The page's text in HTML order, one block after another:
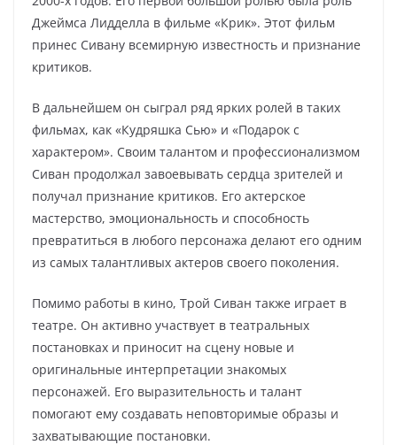
Джеймса Лидделла в фильме «Крик». Этот фильм
принес Сивану всемирную известность и признание
критиков.
В дальнейшем он сыграл ряд ярких ролей в таких
фильмах, как «Кудряшка Сью» и «Подарок с
характером». Своим талантом и профессионализмом
Сиван продолжал завоевывать сердца зрителей и
получал признание критиков. Его актерское
мастерство, эмоциональность и способность
превратиться в любого персонажа делают его одним
из самых талантливых актеров своего поколения.
Помимо работы в кино, Трой Сиван также играет в
театре. Он активно участвует в театральных
постановках и приносит на сцену новые и
оригинальные интерпретации знакомых
персонажей. Его выразительность и талант
помогают ему создавать неповторимые образы и
захватывающие постановки.